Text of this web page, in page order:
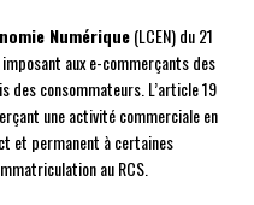
Numérique(LCEN) du 21
aux e-commerçants des
des consommateurs. L’article 19
une activité commerciale en
et permanent à certaines
au RCS.